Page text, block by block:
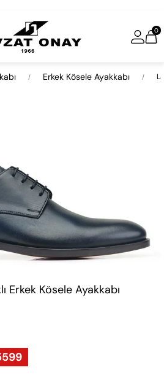
0
Erkek Kösele Ayakkabı
Erkek Kösele Ayakkabı